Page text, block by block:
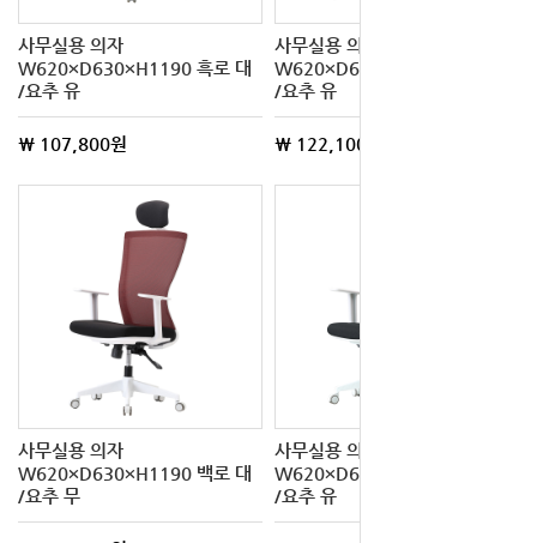
사무실용 의자
W620×D630×H1190 흑로 대
/요추 유
\ 107,800원
사무실용 의자
W620×D630×H1000 백로 중
/요추 유
\ 122,100원
사무실용 의자
W620×D630×H1190 백로 대
/요추 무
사무실용 의자
W620×D630×H1190 백로 대
/요추 유